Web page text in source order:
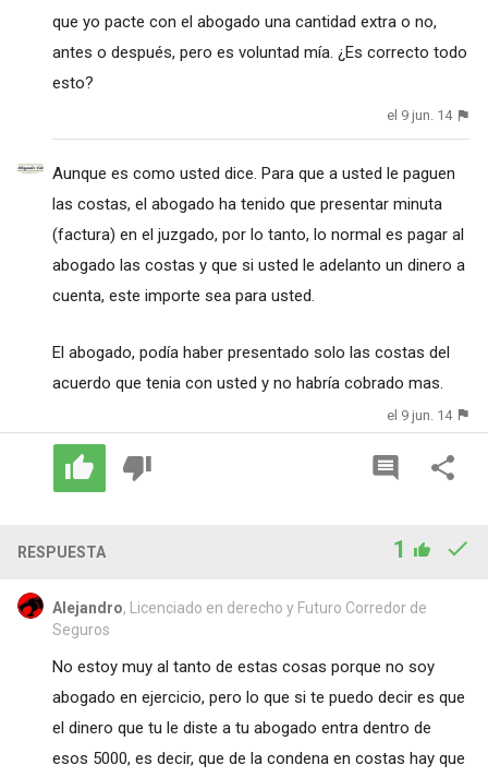
que yo pacte con el abogado una cantidad extra o no,
antes o después, pero es voluntad mía. ¿Es correcto todo
esto?
el 9 jun. 14
Aunque es como usted dice. Para que a usted le paguen
las costas, el abogado ha tenido que presentar minuta
(factura) en el juzgado, por lo tanto, lo normal es pagar al
abogado las costas y que si usted le adelanto un dinero a
cuenta, este importe sea para usted.
El abogado, podía haber presentado solo las costas del
acuerdo que tenia con usted y no habría cobrado mas.
el 9 jun. 14
RESPUESTA 1
Alejandro, Licenciado en derecho y Futuro Corredor de
Seguros
No estoy muy al tanto de estas cosas porque no soy
abogado en ejercicio, pero lo que si te puedo decir es que
el dinero que tu le diste a tu abogado entra dentro de
esos 5000, es decir, que de la condena en costas hay que